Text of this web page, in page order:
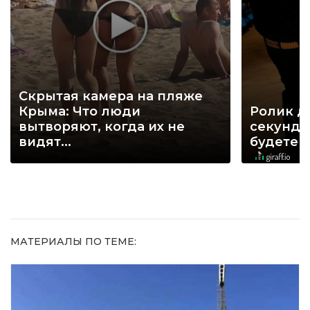
Скрытая камера на пляже
Крыма: Что люди
вытворяют, когда их не
видят...
Ролик
секунд,
будете
МАТЕРИАЛЫ ПО ТЕМЕ: